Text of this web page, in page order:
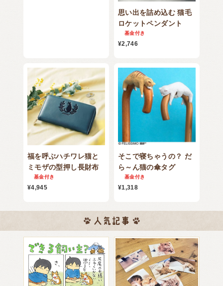
思い出を詰め込む 猫毛
ロケットペンダント
基金付き
¥2,746
福を呼ぶハチワレ猫と
ミモザの型押し長財布
基金付き
¥4,945
そこで寝ちゃうの？ だ
ら～ん猫の傘タグ
基金付き
¥1,318